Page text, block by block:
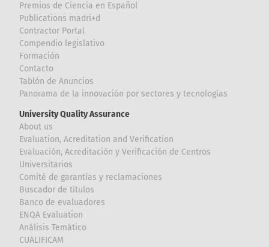
Premios de Ciencia en Español
Publications madri+d
Contractor Portal
Compendio legislativo
Formación
Contacto
Tablón de Anuncios
Panorama de la innovación por sectores y tecnologías
University Quality Assurance
About us
Evaluation, Acreditation and Verification
Evaluación, Acreditación y Verificación de Centros
Universitarios
Comité de garantías y reclamaciones
Buscador de títulos
Banco de evaluadores
ENQA Evaluation
Análisis Temático
CUALIFICAM